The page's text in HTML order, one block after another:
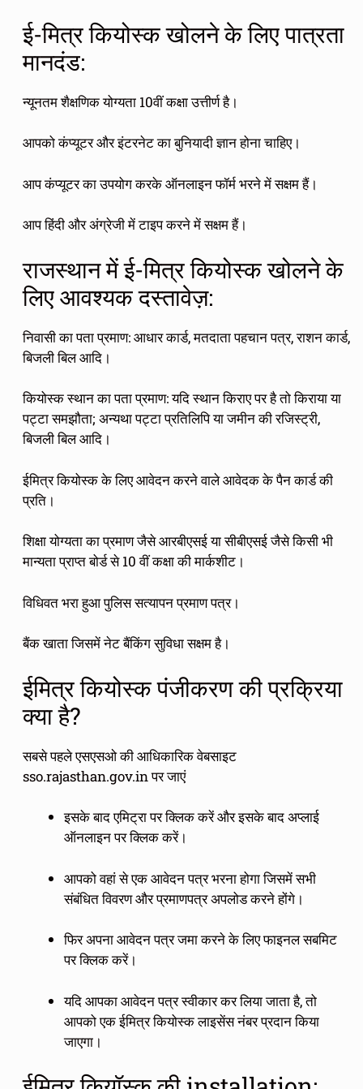
ई-मित्र कियोस्क खोलने के लिए पात्रता
मानदंड:
न्यूनतम शैक्षणिक योग्यता 10वीं कक्षा उत्तीर्ण है।
आपको कंप्यूटर और इंटरनेट का बुनियादी ज्ञान होना चाहिए।
आप कंप्यूटर का उपयोग करके ऑनलाइन फॉर्म भरने में सक्षम हैं।
आप हिंदी और अंग्रेजी में टाइप करने में सक्षम हैं।
राजस्थान में ई-मित्र कियोस्क खोलने के
लिए आवश्यक दस्तावेज़:
निवासी का पता प्रमाण: आधार कार्ड, मतदाता पहचान पत्र, राशन कार्ड,
बिजली बिल आदि।
कियोस्क स्थान का पता प्रमाण: यदि स्थान किराए पर है तो किराया या
पट्टा समझौता; अन्यथा पट्टा प्रतिलिपि या जमीन की रजिस्ट्री,
बिजली बिल आदि।
ईमित्र कियोस्क के लिए आवेदन करने वाले आवेदक के पैन कार्ड की
प्रति।
शिक्षा योग्यता का प्रमाण जैसे आरबीएसई या सीबीएसई जैसे किसी भी
मान्यता प्राप्त बोर्ड से 10 वीं कक्षा की मार्कशीट।
विधिवत भरा हुआ पुलिस सत्यापन प्रमाण पत्र।
बैंक खाता जिसमें नेट बैंकिंग सुविधा सक्षम है।
ईमित्र कियोस्क पंजीकरण की प्रक्रिया
क्या है?
सबसे पहले एसएसओ की आधिकारिक वेबसाइट
sso.rajasthan.gov.in पर जाएं
इसके बाद एमिट्रा पर क्लिक करें और इसके बाद अप्लाई
ऑनलाइन पर क्लिक करें।
आपको वहां से एक आवेदन पत्र भरना होगा जिसमें सभी
संबंधित विवरण और प्रमाणपत्र अपलोड करने होंगे।
फिर अपना आवेदन पत्र जमा करने के लिए फाइनल सबमिट
पर क्लिक करें।
यदि आपका आवेदन पत्र स्वीकार कर लिया जाता है, तो
आपको एक ईमित्र कियोस्क लाइसेंस नंबर प्रदान किया
जाएगा।